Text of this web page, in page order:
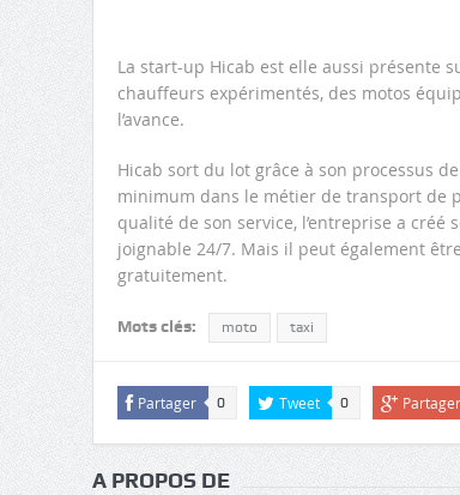
La start-up Hicab est elle aussi présente
chauffeurs expérimentés, des motos
l’avance.
Hicab sort du lot grâce à son processus
minimum dans le métier de transport de
qualité de son service, l’entreprise a
joignable 24/7. Mais il peut également
gratuitement.
Mots clés: moto taxi
Partager 0 Tweet 0 Partager
A PROPOS DE